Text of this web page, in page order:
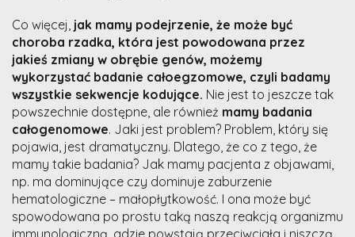
Co więcej, jak mamy podejrzenie, że może być
choroba rzadka, która jest powodowana przez
jakieś zmiany w obrębie genów, możemy
wykorzystać badanie całoegzomowe, czyli badamy
wszystkie sekwencje kodujące. Nie jest to jeszcze tak
powszechnie dostępne, ale również mamy badania
całogenomowe. Jaki jest problem? Problem, który się
pojawia, jest dramatyczny. Dlatego, że co z tego, że
mamy takie badania? Jak mamy pacjenta z objawami,
np. ma dominujące czy dominuje zaburzenie
hematologiczne – małopłytkowość. I ona może być
spowodowana po prostu taką naszą reakcją organizmu
immunologiczną, gdzie powstają przeciwciała i niszczą